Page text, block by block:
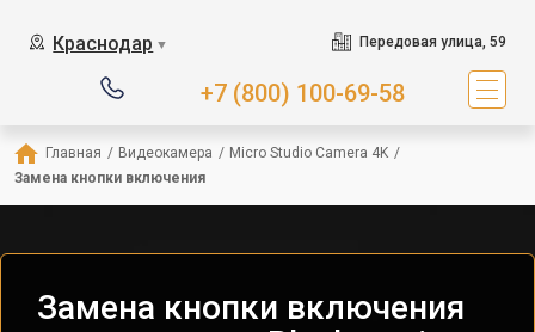
Краснодар ▼ Передовая улица, 59
+7 (800) 100-69-58
Главная / Видеокамера / Micro Studio Camera 4K /
Замена кнопки включения
Замена кнопки включения